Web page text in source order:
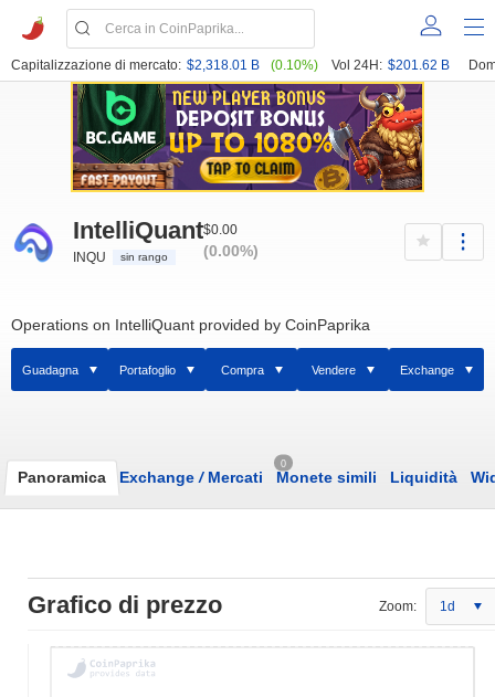
Capitalizzazione di mercato: $2,318.01 B (0.10%) Vol 24H: $201.62 B
IntelliQuant
INQU sin rango
$0.00
(0.00%)
Operations on IntelliQuant provided by CoinPaprika
Guadagna Portafoglio Compra Vendere Exchange
Panoramica Exchange /Mercati
0
Monete simili Liquidità
Grafico di prezzo Zoom: 1d